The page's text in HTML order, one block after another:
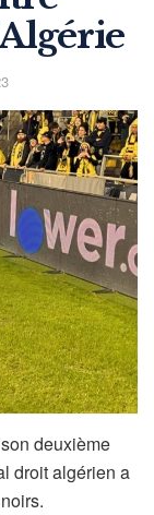
deuxième
droit algérien a